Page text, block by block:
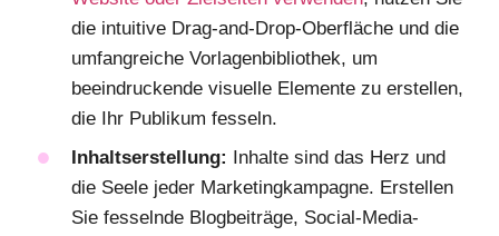
die intuitive Drag-and-Drop-Oberfläche und die
umfangreiche Vorlagenbibliothek, um
beeindruckende visuelle Elemente zu erstellen,
die Ihr Publikum fesseln.
Inhaltserstellung: Inhalte sind das Herz und
die Seele jeder Marketingkampagne. Erstellen
Sie fesselnde Blogbeiträge, Social-Media-